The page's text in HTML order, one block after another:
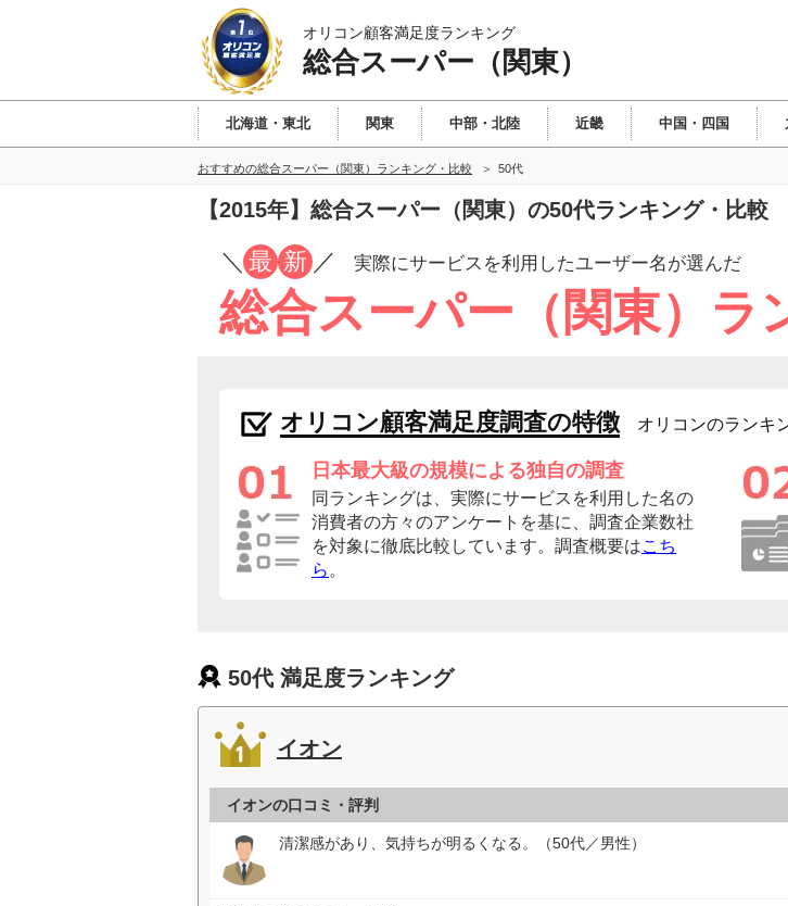
オリコン顧客満足度ランキング
総合スーパー（関東）
北海道・東北 関東 中部・北陸 近畿 中国・四国
おすすめの総合スーパー（関東）ランキング・比較 50代
【2015年】総合スーパー（関東）の50代ランキング・比較
／ 最 新 ／ 実際にサービスを利用したユーザー名が選んだ
総合スーパー（関東）ラ
オリコン顧客満足度調査の特徴 オリコンのランキ
日本最大級の規模による独自の調査
同ランキングは、実際にサービスを利用した名の
消費者の方々のアンケートを基に、調査企業数社
を対象に徹底比較しています。調査概要はこち
ら 。
50代 満足度ランキング
イオン
イオンの口コミ・評判
清潔感があり、気持ちが明るくなる。（50代／男性）